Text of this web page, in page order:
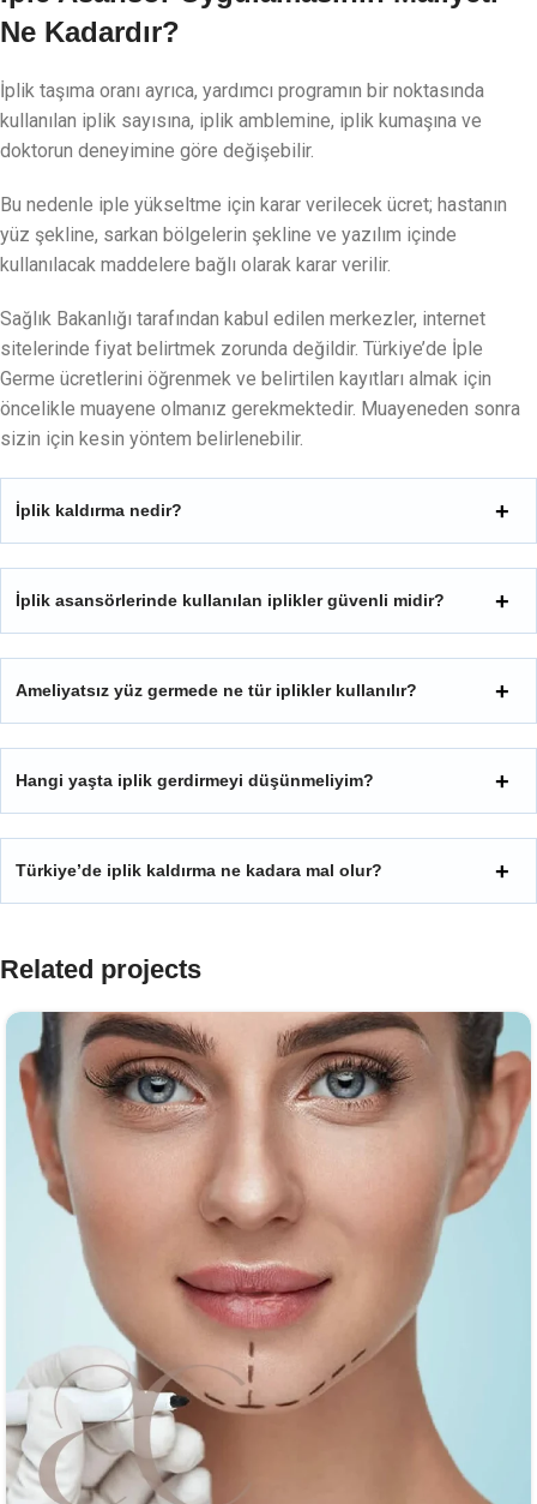
Ne Kadardır?
İplik taşıma oranı ayrıca, yardımcı programın bir noktasında
kullanılan iplik sayısına, iplik amblemine, iplik kumaşına ve
doktorun deneyimine göre değişebilir.
Bu nedenle iple yükseltme için karar verilecek ücret; hastanın
yüz şekline, sarkan bölgelerin şekline ve yazılım içinde
kullanılacak maddelere bağlı olarak karar verilir.
Sağlık Bakanlığı tarafından kabul edilen merkezler, internet
sitelerinde fiyat belirtmek zorunda değildir. Türkiye’de İple
Germe ücretlerini öğrenmek ve belirtilen kayıtları almak için
öncelikle muayene olmanız gerekmektedir. Muayeneden sonra
sizin için kesin yöntem belirlenebilir.
İplik kaldırma nedir?
İplik asansörlerinde kullanılan iplikler güvenli midir?
Ameliyatsız yüz germede ne tür iplikler kullanılır?
Hangi yaşta iplik gerdirmeyi düşünmeliyim?
Türkiye’de iplik kaldırma ne kadara mal olur?
Related projects